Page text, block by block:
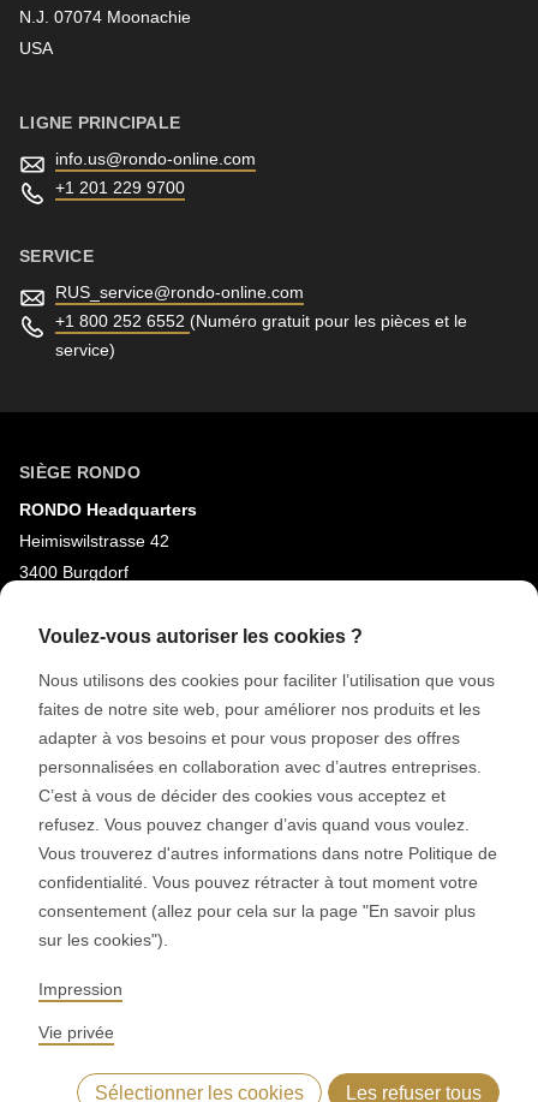
N.J. 07074 Moonachie
USA
LIGNE PRINCIPALE
info.us@rondo-online.com
+1 201 229 9700
SERVICE
RUS_service@rondo-online.com
+1 800 252 6552 (Numéro gratuit pour les pièces et le
service)
SIÈGE RONDO
RONDO Headquarters
Heimiswilstrasse 42
3400 Burgdorf
MÉDIAS SOCIAUX
LinkedIn
Youtube
Instagram
Google Reviews
CGV PIÈCES DE RECHANGE
CODE OF CONDUCT
WHISTLEBLOWING (IT)
Voulez-vous autoriser les cookies ?
Nous utilisons des cookies pour faciliter l’utilisation que vous
faites de notre site web, pour améliorer nos produits et les
adapter à vos besoins et pour vous proposer des offres
personnalisées en collaboration avec d’autres entreprises.
C’est à vous de décider des cookies vous acceptez et
refusez. Vous pouvez changer d’avis quand vous voulez.
Vous trouverez d'autres informations dans notre Politique de
confidentialité. Vous pouvez rétracter à tout moment votre
consentement (allez pour cela sur la page "En savoir plus
sur les cookies").
Impression
Vie privée
Sélectionner les cookies Les refuser tous